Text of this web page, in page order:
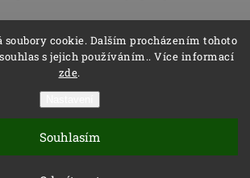
soubory cookie. Dalším procházením tohoto
s jejich používáním.. Více informací
zde.
Souhlasím
pamlsky a doplňky Husse jsou
z nejkvalitnějších a pečlivě
Všechny produkty se vyrábí
skandinávských receptur a
trvalé veterinární
Husse jsou důkladně
Vytvořil Shoptet
Husse. Všechna práva vyhrazena.